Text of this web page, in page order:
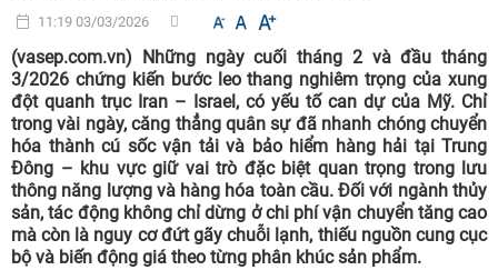
11:19 03/03/2026
(vasep.com.vn) Những ngày cuối tháng 2 và đầu tháng
3/2026 chứng kiến bước leo thang nghiêm trọng của xung
đột quanh trục Iran – Israel, có yếu tố can dự của Mỹ. Chỉ
trong vài ngày, căng thẳng quân sự đã nhanh chóng chuyển
hóa thành cú sốc vận tải và bảo hiểm hàng hải tại Trung
Đông – khu vực giữ vai trò đặc biệt quan trọng trong lưu
thông năng lượng và hàng hóa toàn cầu. Đối với ngành thủy
sản, tác động không chỉ dừng ở chi phí vận chuyển tăng cao
mà còn là nguy cơ đứt gãy chuỗi lạnh, thiếu nguồn cung cục
bộ và biến động giá theo từng phân khúc sản phẩm.